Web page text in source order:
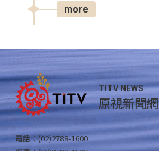
more
TITV NEWS
原視新聞網
電話：(02)2788-1600